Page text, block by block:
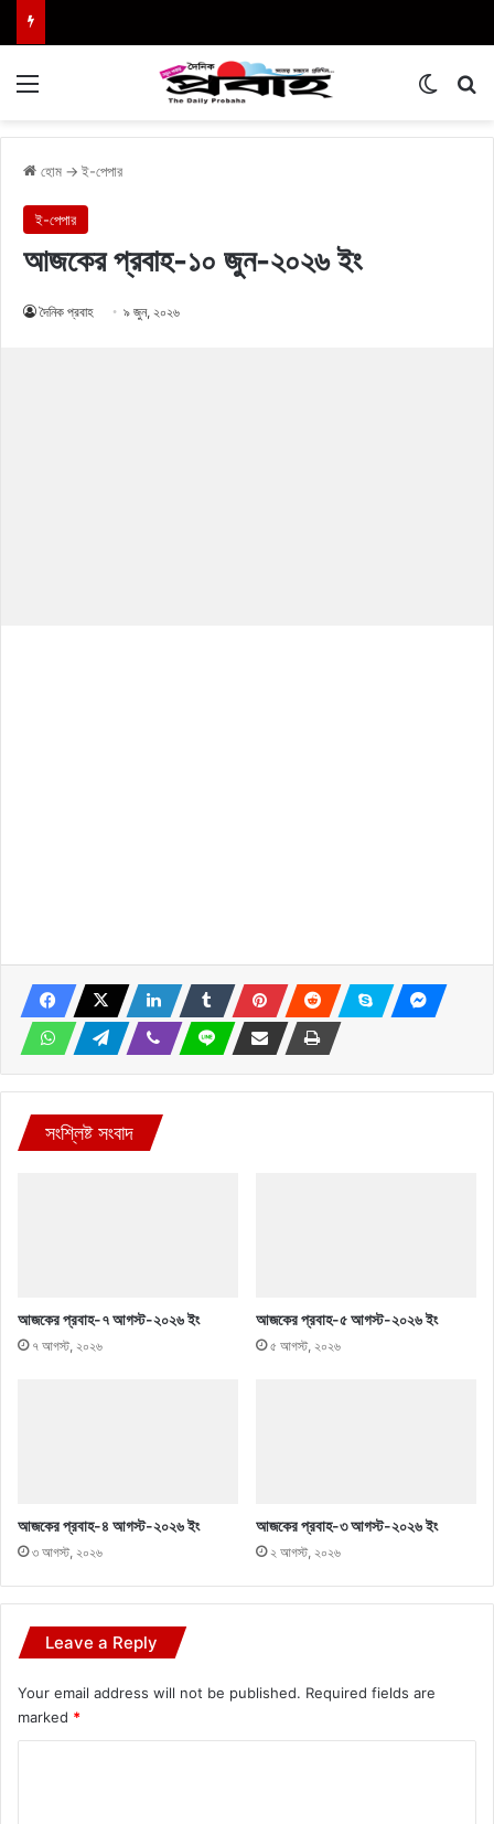
হোম → ই-পেপার
ই-পেপার
আজকের প্রবাহ-১০ জুন-২০২৬ ইং
দৈনিক প্রবাহ ৯ জুন, ২০২৬
সংশ্লিষ্ট সংবাদ
আজকের প্রবাহ-৭ আগস্ট-২০২৬ ইং
৭ আগস্ট, ২০২৬
আজকের প্রবাহ-৫ আগস্ট-২০২৬ ইং
৫ আগস্ট, ২০২৬
আজকের প্রবাহ-৪ আগস্ট-২০২৬ ইং
৩ আগস্ট, ২০২৬
আজকের প্রবাহ-৩ আগস্ট-২০২৬ ইং
২ আগস্ট, ২০২৬
Leave a Reply
Your email address will not be published. Required fields are
marked *